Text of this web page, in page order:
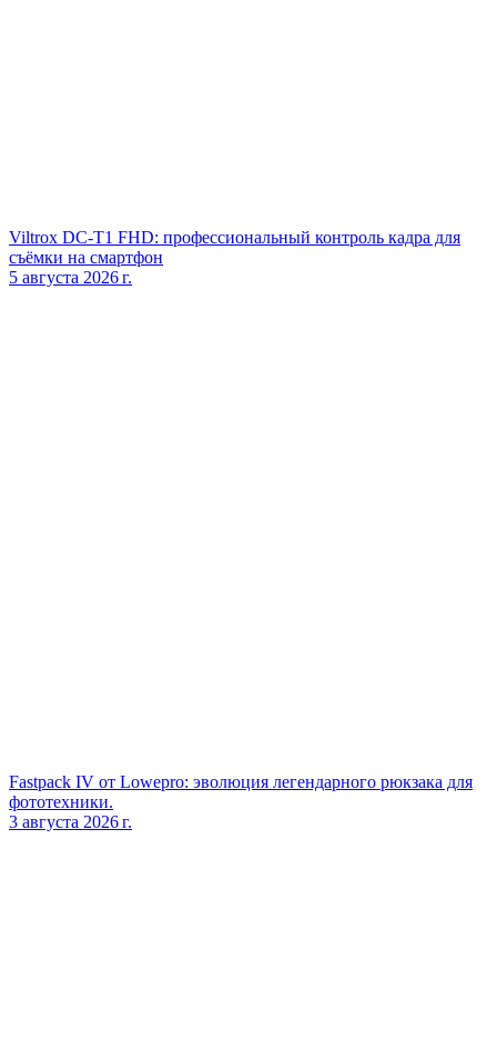
Viltrox DC‑T1 FHD: профессиональный контроль кадра для
съёмки на смартфон
5 августа 2026 г.
Fastpack IV от Lowepro: эволюция легендарного рюкзака для
фототехники.
3 августа 2026 г.